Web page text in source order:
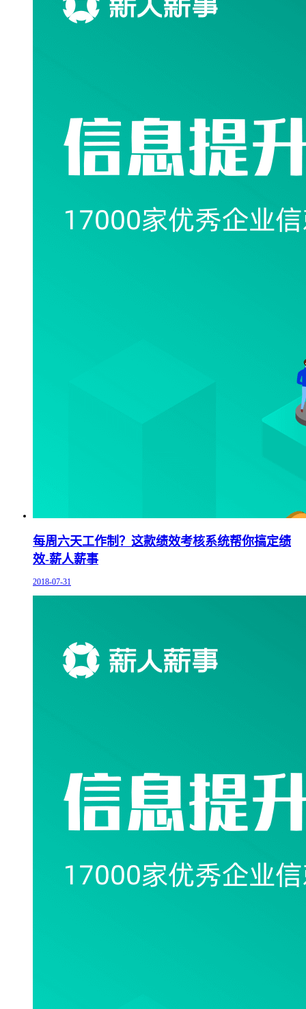
每周六天工作制？这款绩效考核系统帮你搞定绩
效-薪人薪事
2018-07-31